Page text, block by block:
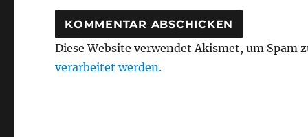
Diese Website verwendet Akismet, um Spam
verarbeitet werden.